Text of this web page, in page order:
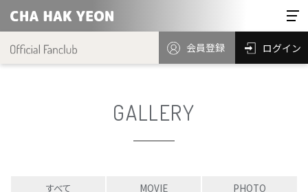
会員登録 ログイン
GALLERY
すべて MOVIE PHOTO